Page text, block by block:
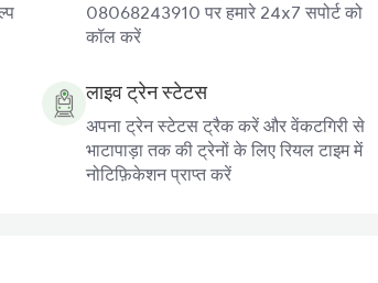
08068243910 पर हमारे 24x7 सपोर्ट को
कॉल करें
लाइव ट्रेन स्टेटस
अपना ट्रेन स्टेटस ट्रैक करें और वेंकटगिरी से
भाटापाड़ा तक की ट्रेनों के लिए रियल टाइम में
नोटिफ़िकेशन प्राप्त करें